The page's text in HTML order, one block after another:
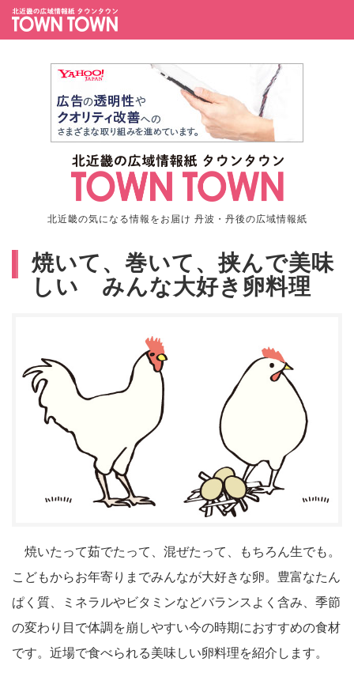
北近畿の気になる情報をお届け 丹波・丹後の広域情報紙
焼いて、巻いて、挟んで美味
しい みんな大好き卵料理
焼いたって茹でたって、混ぜたって、もちろん生でも。
こどもからお年寄りまでみんなが大好きな卵。豊富なたん
ぱく質、ミネラルやビタミンなどバランスよく含み、季節
の変わり目で体調を崩しやすい今の時期におすすめの食材
です。近場で食べられる美味しい卵料理を紹介します。